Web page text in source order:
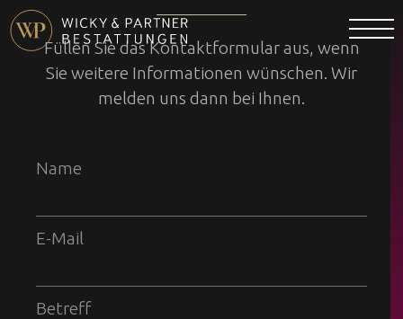
Füllen Sie das Kontaktformular aus, wenn
Sie weitere Informationen wünschen. Wir
melden uns dann bei Ihnen.
Name
E-Mail
Betreff